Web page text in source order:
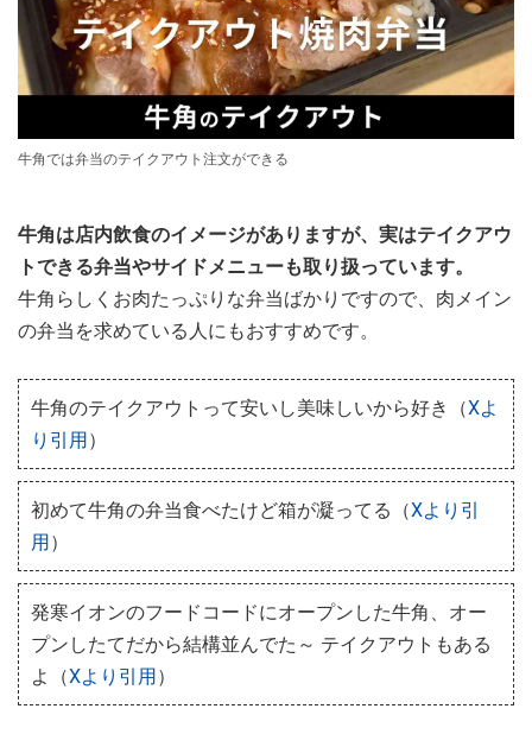
牛角では弁当のテイクアウト注文ができる
牛角は店内飲食のイメージがありますが、実はテイクアウ
トできる弁当やサイドメニューも取り扱っています。
牛角らしくお肉たっぷりな弁当ばかりですので、肉メイン
の弁当を求めている人にもおすすめです。
牛角のテイクアウトって安いし美味しいから好き（Xよ
り引用）
初めて牛角の弁当食べたけど箱が凝ってる（Xより引
用）
発寒イオンのフードコードにオープンした牛角、オー
プンしたてだから結構並んでた～ テイクアウトもある
よ（Xより引用）